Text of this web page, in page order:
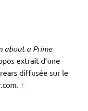
about a Prime
extrait d’une
diffusée sur le
. ↑